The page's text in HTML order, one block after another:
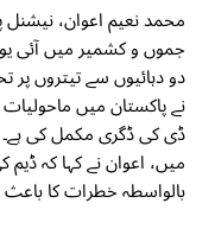
محمد نعیم اعوان،
جموں و کشمیر میں آئی
دو دہائیوں سے تیتروں پر
نے پاکستان میں
ڈی کی ڈگری مکمل کی ہے۔
میں، اعوان نے کہا کہ
بالواسطہ خطرات کا